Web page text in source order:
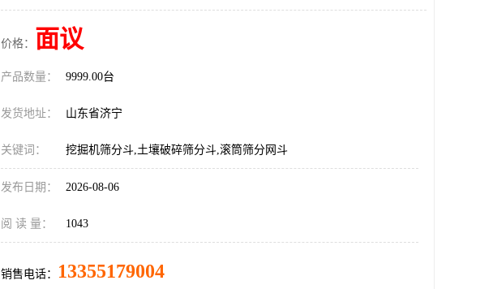
价格： 面议
产品数量： 9999.00台
发货地址： 山东省济宁
关键词： 挖掘机筛分斗,土壤破碎筛分斗,滚筒筛分网斗
发布日期： 2026-08-06
阅 读 量： 1043
销售电话： 13355179004